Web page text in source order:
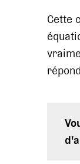
Cette